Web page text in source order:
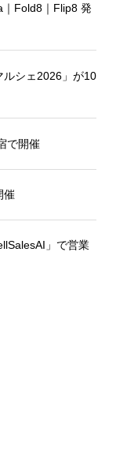
Fold8｜Flip8 発
ルシェ2026」が10
で開催
催
」で営業